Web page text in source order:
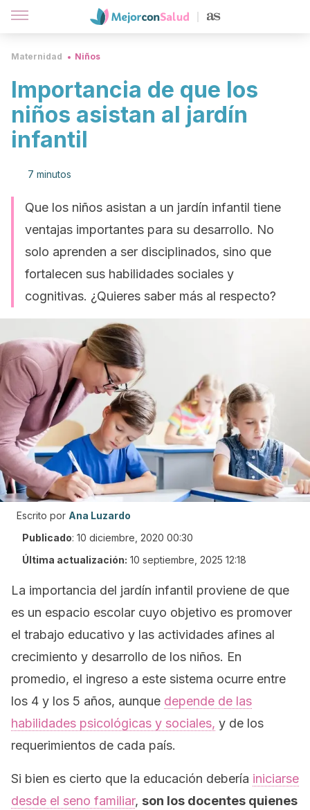
Maternidad Niños
Importancia de que los
niños asistan al jardín
infantil
7 minutos
Que los niños asistan a un jardín infantil tiene
ventajas importantes para su desarrollo. No
solo aprenden a ser disciplinados, sino que
fortalecen sus habilidades sociales y
cognitivas. ¿Quieres saber más al respecto?
Escrito por Ana Luzardo
Publicado: 10 diciembre, 2020 00:30
Última actualización: 10 septiembre, 2025 12:18
La importancia del jardín infantil proviene de que
es un espacio escolar cuyo objetivo es promover
el trabajo educativo y las actividades afines al
crecimiento y desarrollo de los niños. En
promedio, el ingreso a este sistema ocurre entre
los 4 y los 5 años, aunque depende de las
habilidades psicológicas y sociales, y de los
requerimientos de cada país.
Si bien es cierto que la educación debería iniciarse
desde el seno familiar, son los docentes quienes